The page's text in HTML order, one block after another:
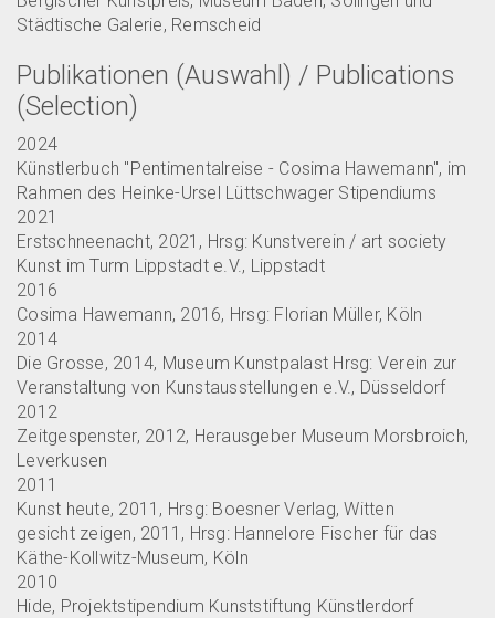
Städtische Galerie, Remscheid
Publikationen (Auswahl) / Publications
(Selection)
2024
Künstlerbuch "Pentimentalreise - Cosima Hawemann", im
Rahmen des Heinke-Ursel Lüttschwager Stipendiums
2021
Erstschneenacht, 2021, Hrsg: Kunstverein / art society
Kunst im Turm Lippstadt e.V., Lippstadt
2016
Cosima Hawemann, 2016, Hrsg: Florian Müller, Köln
2014
Die Grosse, 2014, Museum Kunstpalast Hrsg: Verein zur
Veranstaltung von Kunstausstellungen e.V., Düsseldorf
2012
Zeitgespenster, 2012, Herausgeber Museum Morsbroich,
Leverkusen
2011
Kunst heute, 2011, Hrsg: Boesner Verlag, Witten
gesicht zeigen, 2011, Hrsg: Hannelore Fischer für das
Käthe-Kollwitz-Museum, Köln
2010
Hide, Projektstipendium Kunststiftung Künstlerdorf